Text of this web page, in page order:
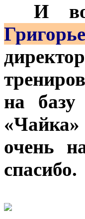
И
на
очень
спасибо.